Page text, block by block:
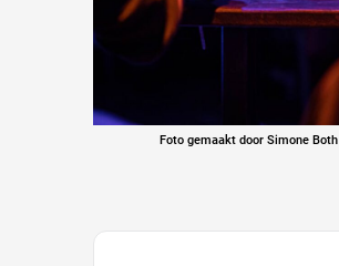
Foto gemaakt door Simone Both